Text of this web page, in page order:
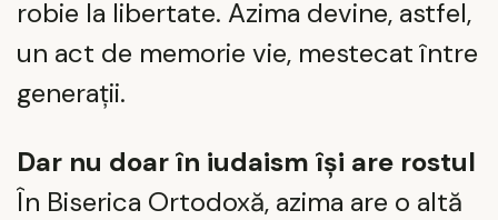
robie la libertate. Azima devine, astfel,
un act de memorie vie, mestecat între
generații.
Dar nu doar în iudaism își are rostul
În Biserica Ortodoxă, azima are o altă